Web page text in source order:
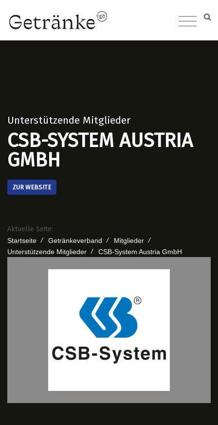
Unterstützende Mitglieder
CSB-SYSTEM AUSTRIA
GMBH
ZUR WEBSITE
Aktuelle Seite:
Startseite / Getränkeverband / Mitglieder /
Unterstützende Mitglieder / CSB-System Austria GmbH